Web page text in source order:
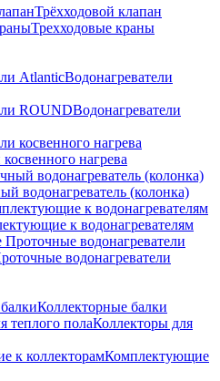
Трёхходовой клапан
Трехходовые краны
Водонагреватели
Водонагреватели
нагрева
водонагреватель (колонка)
к водонагревателям
водонагреватели
Коллекторные балки
Коллекторы для
Комплектующие